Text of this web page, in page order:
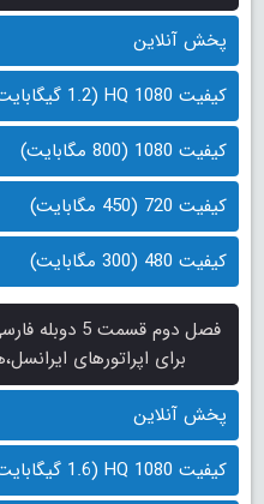
پخش آنلاین
کیفیت 1080 HQ (1.2 گیگابایت)
کیفیت 1080 (800 مگابایت)
کیفیت 720 (450 مگابایت)
کیفیت 480 (300 مگابایت)
فصل دوم قسمت
برای اپراتورهای
پخش آنلاین
کیفیت 1080 HQ (1.6 گیگابایت)